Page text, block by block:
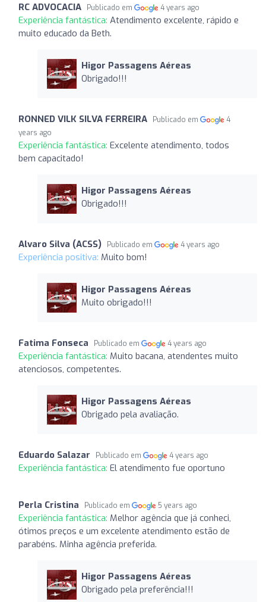
RC ADVOCACIA Publicado em 4 years ago
Experiência fantástica: Atendimento excelente, rápido e
muito educado da Beth.
Higor Passagens Aéreas
Obrigado!!!
RONNED VILK SILVA FERREIRA Publicado em
4
years ago
Experiência fantástica: Excelente atendimento, todos
bem capacitado!
Higor Passagens Aéreas
Obrigado!!!
Alvaro Silva (ACSS) Publicado em 4 years ago
Experiência positiva: Muito bom!
Higor Passagens Aéreas
Muito obrigado!!!
Fatima Fonseca Publicado em 4 years ago
Experiência fantástica: Muito bacana, atendentes muito
atenciosos, competentes.
Higor Passagens Aéreas
Obrigado pela avaliação.
Eduardo Salazar Publicado em 4 years ago
Experiência fantástica: El atendimento fue oportuno
Perla Cristina Publicado em 5 years ago
Experiência fantástica: Melhor agência que já conheci,
ótimos preços e um excelente atendimento estão de
parabéns. Minha agência preferida.
Higor Passagens Aéreas
Obrigado pela preferência!!!